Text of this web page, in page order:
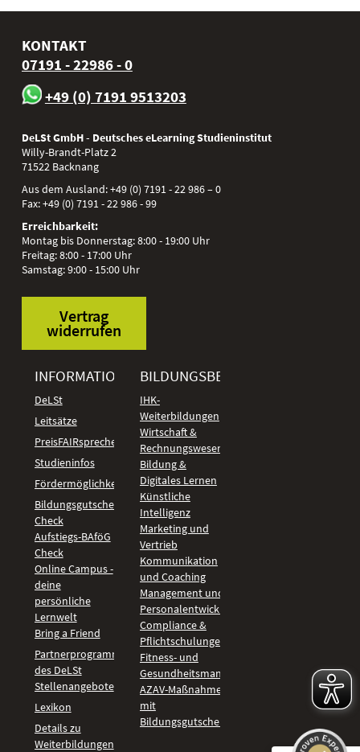
KONTAKT
07191 - 22986 - 0
+49 (0) 7191 9513203
DeLSt GmbH - Deutsches eLearning Studieninstitut
Willy-Brandt-Platz 2
71522 Backnang
Aus dem Ausland:+49 (0) 7191 - 22 986 – 0
Fax:+49 (0) 7191 - 22 986 - 99
Erreichbarkeit:
Montag bis Donnerstag: 8:00 - 19:00 Uhr
Freitag: 8:00 - 17:00 Uhr
Samstag: 9:00 - 15:00 Uhr
Vertrag
widerrufen
INFORMATIONEN
DeLSt
Leitsätze
PreisFAIRsprechen
Studieninfos
Fördermöglichkeiten
Bildungsgutschein
Check
Aufstiegs-BAföG
Check
Online Campus -
deine
persönliche
Lernwelt
Bring a Friend
Partnerprogramm
des DeLSt
Stellenangebote
Lexikon
Details zu
Weiterbildungen
BILDUNGSBEREICHE
IHK-
Weiterbildungen
Wirtschaft &
Rechnungswesen
Bildung &
Digitales Lernen
Künstliche
Intelligenz
Marketing und
Vertrieb
Kommunikation
und Coaching
Management und
Personalentwicklung
Compliance &
Pflichtschulungen
Fitness- und
Gesundheitsmanagement
AZAV-Maßnahmen
mit
Bildungsgutschein